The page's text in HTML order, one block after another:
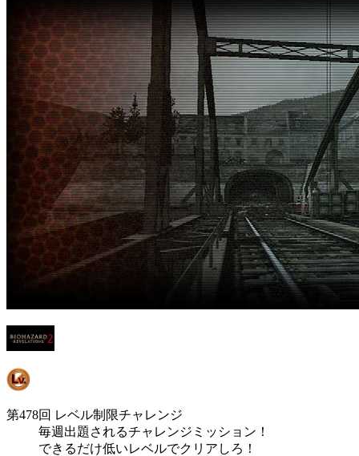
第478回 レベル制限チャレンジ
毎週出題されるチャレンジミッション！
できるだけ低いレベルでクリアしろ！